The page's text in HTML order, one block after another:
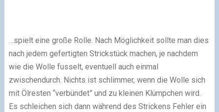
…spielt eine große Rolle. Nach Möglichkeit sollte man dies
nach jedem gefertigten Strickstück machen, je nachdem
wie die Wolle fusselt, eventuell auch einmal
zwischendurch. Nichts ist schlimmer, wenn die Wolle sich
mit Ölresten “verbündet” und zu kleinen Klümpchen wird.
Es schleichen sich dann während des Strickens Fehler ein